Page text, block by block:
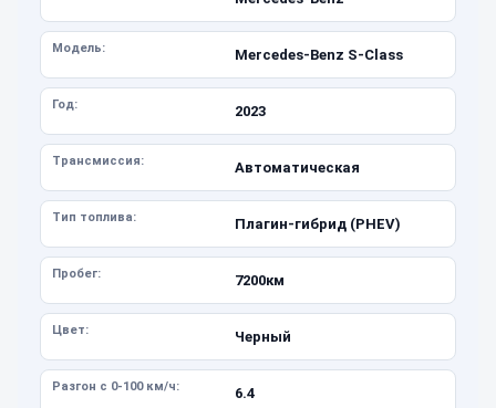
Модель: Mercedes-Benz S-Class
Год: 2023
Трансмиссия: Автоматическая
Тип топлива: Плагин-гибрид (PHEV)
Пробег: 7200км
Цвет: Черный
Разгон с 0-100 км/ч: 6.4